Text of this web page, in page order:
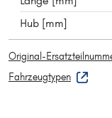
Hub [mm]
Original-
Fahrzeugtypen